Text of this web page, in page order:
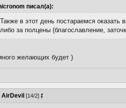
писал(а):
Также в этот день постараемся оказать
либо за полцены (благославление,
желающих будет )
AirDevil [14/2]